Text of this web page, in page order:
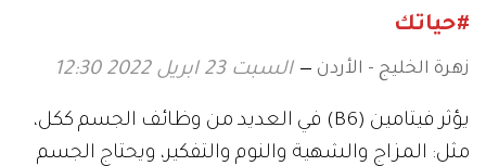
#حياتك
زهرة الخليج - الأردن السبت 23 ابريل 2022 12:30
يؤثر فيتامين (B6) في العديد من وظائف الجسم ككل،
مثل: المزاج والشهية والنوم والتفكير، ويحتاج الجسم